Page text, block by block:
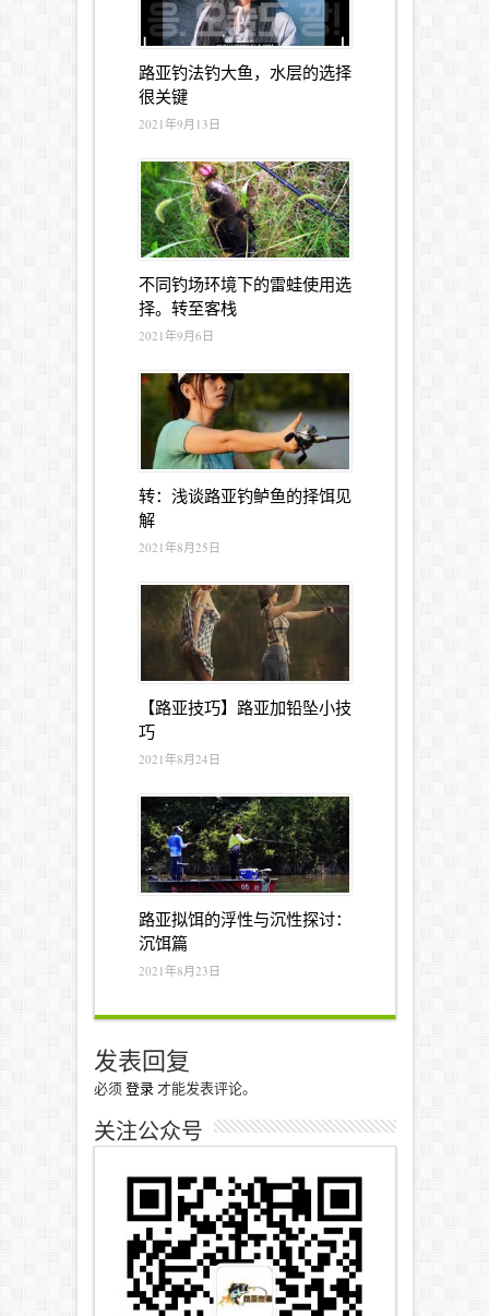
路亚钓法钓大鱼，水层的选择
很关键
2021年9月13日
不同钓场环境下的雷蛙使用选
择。转至客栈
2021年9月6日
转：浅谈路亚钓鲈鱼的择饵见
解
2021年8月25日
【路亚技巧】路亚加铅坠小技
巧
2021年8月24日
路亚拟饵的浮性与沉性探讨：
沉饵篇
2021年8月23日
发表回复
必须登录才能发表评论。
关注公众号